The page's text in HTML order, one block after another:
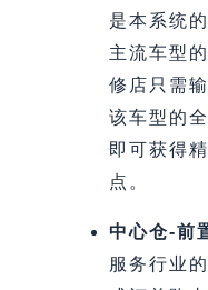
是本系统
主流车型
修店只需
该车型的
即可获得
点。
中心仓-前
服务行业